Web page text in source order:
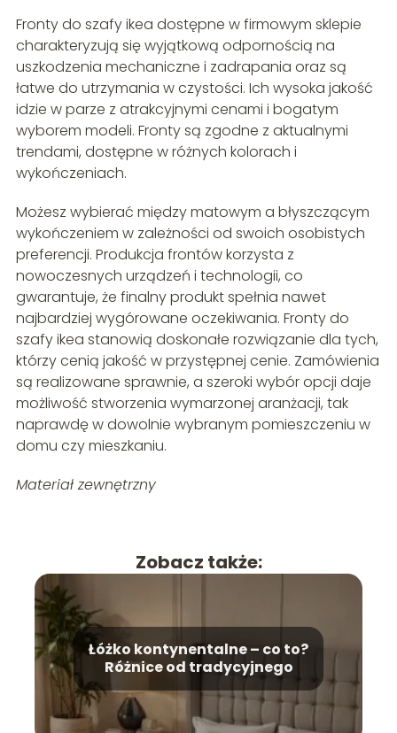
Fronty do szafy ikea dostępne w firmowym sklepie
charakteryzują się wyjątkową odpornością na
uszkodzenia mechaniczne i zadrapania oraz są
łatwe do utrzymania w czystości. Ich wysoka jakość
idzie w parze z atrakcyjnymi cenami i bogatym
wyborem modeli. Fronty są zgodne z aktualnymi
trendami, dostępne w różnych kolorach i
wykończeniach.
Możesz wybierać między matowym a błyszczącym
wykończeniem w zależności od swoich osobistych
preferencji. Produkcja frontów korzysta z
nowoczesnych urządzeń i technologii, co
gwarantuje, że finalny produkt spełnia nawet
najbardziej wygórowane oczekiwania. Fronty do
szafy ikea stanowią doskonałe rozwiązanie dla tych,
którzy cenią jakość w przystępnej cenie. Zamówienia
są realizowane sprawnie, a szeroki wybór opcji daje
możliwość stworzenia wymarzonej aranżacji, tak
naprawdę w dowolnie wybranym pomieszczeniu w
domu czy mieszkaniu.
Materiał zewnętrzny
Zobacz także:
Łóżko kontynentalne – co to?
Różnice od tradycyjnego